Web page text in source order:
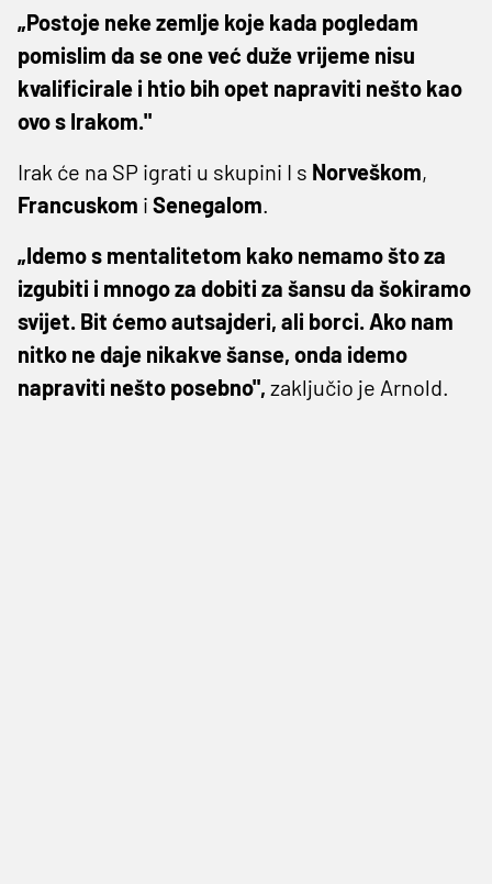
„Postoje neke zemlje koje kada pogledam
pomislim da se one već duže vrijeme nisu
kvalificirale i htio bih opet napraviti nešto kao
ovo s Irakom."
Irak će na SP igrati u skupini I s Norveškom,
Francuskom i Senegalom.
„Idemo s mentalitetom kako nemamo što za
izgubiti i mnogo za dobiti za šansu da šokiramo
svijet. Bit ćemo autsajderi, ali borci. Ako nam
nitko ne daje nikakve šanse, onda idemo
napraviti nešto posebno", zaključio je Arnold.